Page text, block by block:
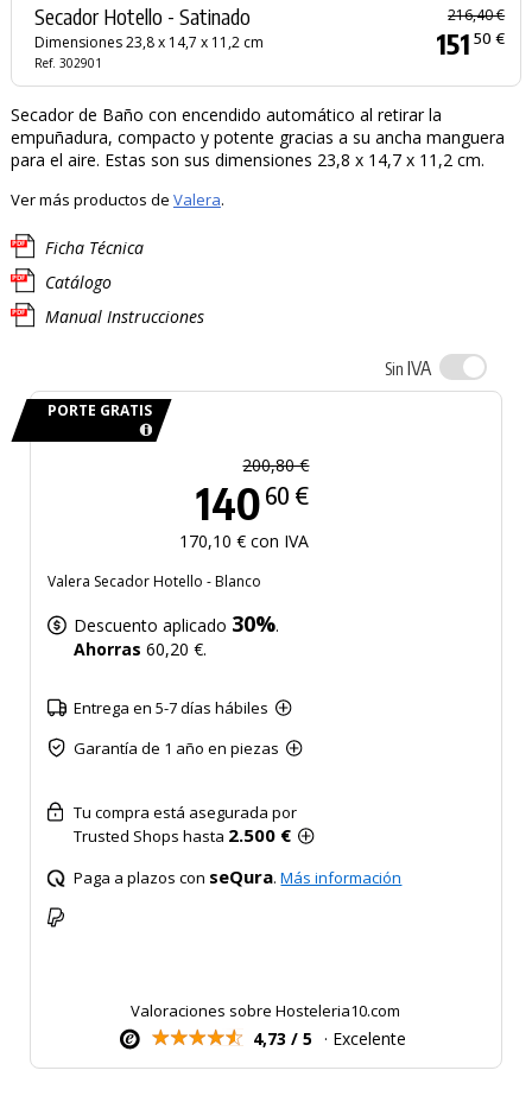
Secador Hotello - Satinado
Dimensiones 23,8 x 14,7 x 11,2 cm
Ref. 302901
216,40 €
151 50 €
Secador de Baño con encendido automático al retirar la
empuñadura, compacto y potente gracias a su ancha manguera
para el aire. Estas son sus dimensiones 23,8 x 14,7 x 11,2 cm.
Ver más productos de Valera.
Ficha Técnica
Catálogo
Manual Instrucciones
Sin IVA
PORTE GRATIS
200,80 €
140 60 €
170,10 € con IVA
Valera Secador Hotello - Blanco
Descuento aplicado 30%.
Ahorras 60,20 €.
Entrega en 5-7 días hábiles
Garantía de 1 año en piezas
Tu compra está asegurada por
Trusted Shops hasta 2.500 €
Paga a plazos con seQura.Más información
Valoraciones sobre Hosteleria10.com
4,73 / 5 · Excelente